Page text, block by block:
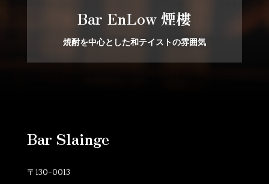
Bar EnLow 煙樓
焼酎を中心とした和テイストの雰囲気
Bar Slainge
〒130-0013